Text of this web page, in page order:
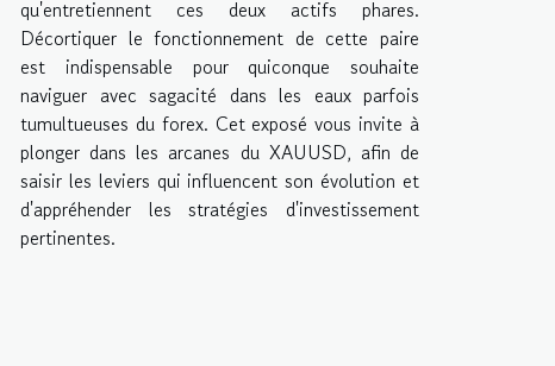
qu'entretiennent ces deux actifs phares.
Décortiquer le fonctionnement de cette paire
est indispensable pour quiconque souhaite
naviguer avec sagacité dans les eaux parfois
tumultueuses du forex. Cet exposé vous invite à
plonger dans les arcanes du XAUUSD, afin de
saisir les leviers qui influencent son évolution et
d'appréhender les stratégies d'investissement
pertinentes.